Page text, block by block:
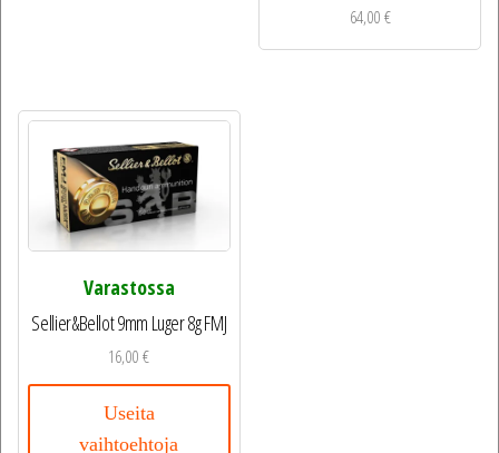
64,00€
Varastossa
Sellier&Bellot 9mm Luger 8g FMJ
16,00€
Useita
vaihtoehtoja